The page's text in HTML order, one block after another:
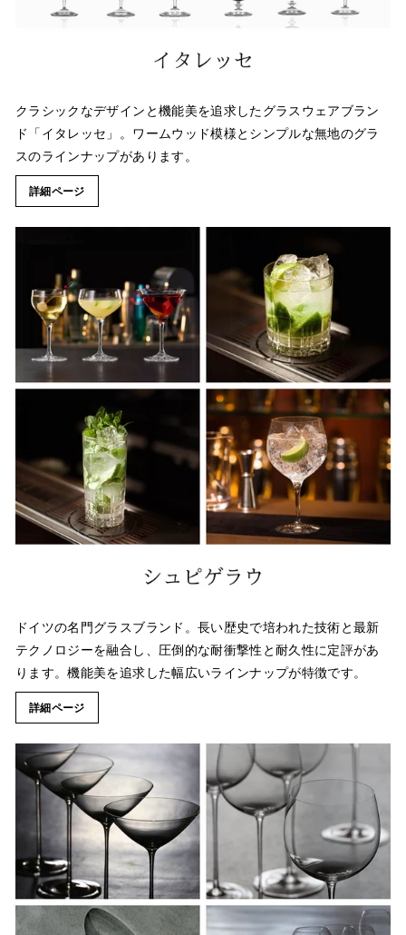
クラシックなデザインと機能美を追求したグラスウェアブラン
ド「イタレッセ」。ワームウッド模様とシンプルな無地のグラ
スのラインナップがあります。
詳細ページ
ドイツの名門グラスブランド。長い歴史で培われた技術と最新
テクノロジーを融合し、圧倒的な耐衝撃性と耐久性に定評があ
ります。機能美を追求した幅広いラインナップが特徴です。
詳細ページ